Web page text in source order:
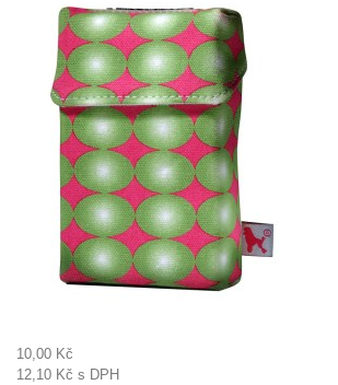
10,00 Kč
12,10 Kč s DPH